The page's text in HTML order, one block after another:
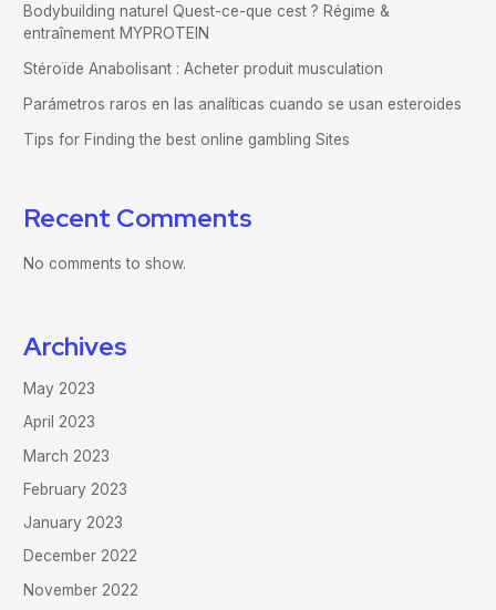
Bodybuilding naturel Quest-ce-que cest ? Régime &
entraînement MYPROTEIN
Stéroïde Anabolisant : Acheter produit musculation
Parámetros raros en las analíticas cuando se usan esteroides
Tips for Finding the best online gambling Sites
Recent Comments
No comments to show.
Archives
May 2023
April 2023
March 2023
February 2023
January 2023
December 2022
November 2022